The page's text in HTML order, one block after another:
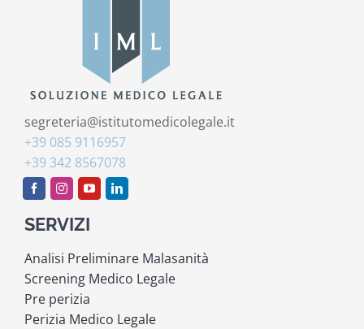
segreteria@istitutomedicolegale.it
+39 085 9116957
+39 342 8567078
SERVIZI
Analisi Preliminare Malasanità
Screening Medico Legale
Pre perizia
Perizia Medico Legale